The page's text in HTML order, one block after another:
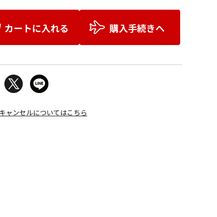
カートに入れる 購入手続きへ
ャンセルについてはこちら